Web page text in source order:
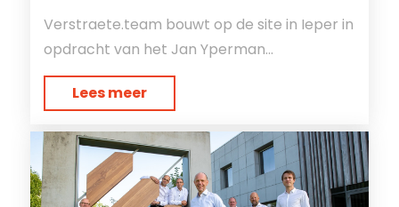
Verstraete.team bouwt op de site in Ieper in
opdracht van het Jan Yperman...
Lees meer